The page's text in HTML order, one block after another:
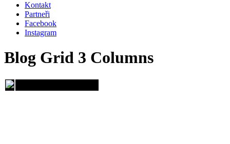
Kontakt
Partneři
Facebook
Instagram
Blog Grid 3 Columns